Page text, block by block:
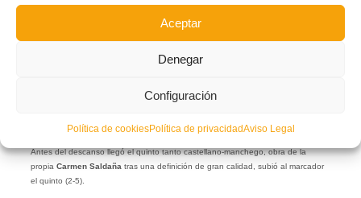
Aceptar
Denegar
Configuración
Política de cookiesPolítica de privacidadAviso Legal
Antes del descanso llegó el quinto tanto castellano-manchego, obra de la
propia Carmen Saldañatras una definición de gran calidad, subió al marcador
el quinto (2-5).